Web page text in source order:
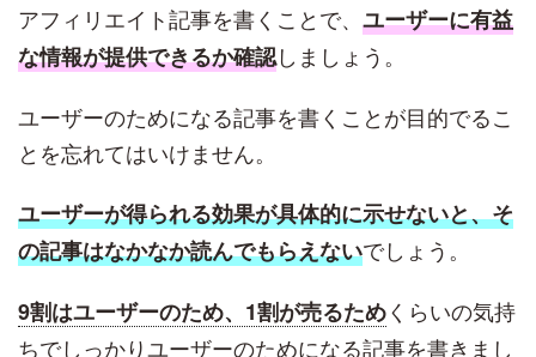
アフィリエイト記事を書くことで、 ユーザーに有益
な情報が提供できるか確認しましょう。
ユーザーのためになる記事を書くことが目的でるこ
とを忘れてはいけません。
ユーザーが得られる効果が具体的に示せないと、そ
の記事はなかなか読んでもらえないでしょう。
9割はユーザーのため、1割が売るためくらいの気持
ちでしっかりユーザーのためになる記事を書きまし